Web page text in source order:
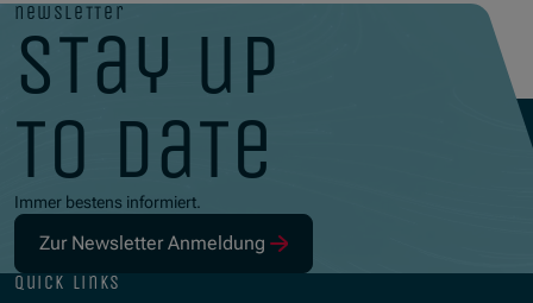
newsletter
stay up
to date
Immer bestens informiert.
Zur Newsletter Anmeldung
quick links